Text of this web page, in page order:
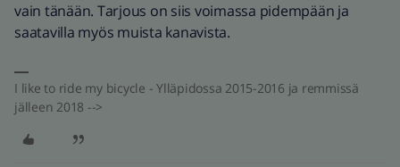
vain tänään. Tarjous on siis voimassa pidempään ja
saatavilla myös muista kanavista.
I like to ride my bicycle - Ylläpidossa 2015-2016 ja remmissä
jälleen 2018 -->